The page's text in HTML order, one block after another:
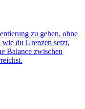
zu geben, ohne
du Grenzen setzt,
Balance zwischen